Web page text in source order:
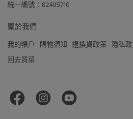
統一編號：82405710
關於我們
我的帳戶 購物須知 退換貨政策 隱私
回去買菜